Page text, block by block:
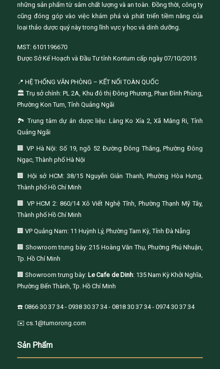
những sản phẩm từ sâm chất lượng và an toàn. Đồng thời, công ty
cũng đóng góp vào việc khám phá và phát triển tiềm năng của
loại thảo dược quý này trong lĩnh vực y học và dinh dưỡng.
MST: 6101196670
Được Sở Kế Hoạch và Đầu Tư tỉnh Kontum cấp ngày 07/10/2015
📍 HỆ THỐNG VĂN PHÒNG – KẾT NỐI TOÀN QUỐC
🏛️ Trụ sở chính: PL 2A, Khu đô thị Đông Phương, Phan Đình Phùng,
Phường Kon Tum, Tỉnh Quảng Ngãi
🏞️ Trung tâm dự án dược liệu: Làng Ko Xía 2, Xã Măng Ri, Tỉnh
Quảng Ngãi
🏢 VP Hà Nội: Số 19, ngõ 52 Đường Đông Thắng, Phường Đông
Ngạc, Thành phố Hà Nội
🏢 Hội sở HCM: 38/15 Nguyễn Giản Thanh, Phường Hòa Hưng,
Thành phố Hồ Chí Minh
🏢 VP HCM 2: 860/14 Xô Viết Nghệ Tĩnh, Phường Thạnh Mỹ Tây,
Thành phố Hồ Chí Minh
🏢 VP Quảng Nam: 11 Huỳnh Lý, Phường Tam Kỳ, Tỉnh Đà Nẵng
🏢 Showroom trưng bày: 215 Hoàng Văn Thụ, Phường Phú Nhuận,
Tp. Hồ Chí Minh
🏢 Showroom trưng bày:Le Cafe de Dinh: 135 Nam Kỳ Khởi Nghĩa,
Phường Bến Thành, Tp. Hồ Chí Minh
☎️ 0866 30 37 34 - 0938 30 37 34 - 0818 30 37 34 - 0974 30 37 34
✉️ cs.1@tumorong.com
Sản Phẩm